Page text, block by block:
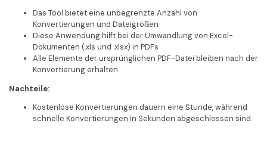
Das Tool bietet eine unbegrenzte Anzahl von
Konvertierungen und Dateigrößen
Diese Anwendung hilft bei der Umwandlung von Excel-
Dokumenten (.xls und .xlsx) in PDFs
Alle Elemente der ursprünglichen PDF-Datei bleiben nach der
Konvertierung erhalten.
Nachteile:
Kostenlose Konvertierungen dauern eine Stunde, während
schnelle Konvertierungen in Sekunden abgeschlossen sind.